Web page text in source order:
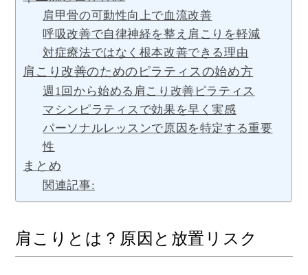
肩甲骨の可動性向上で血流改善
呼吸改善で自律神経を整え肩こりを軽減
対症療法ではなく根本改善できる理由
肩こり改善のためのピラティスの始め方
週1回から始める肩こり改善ピラティス
マシンピラティスで効果を早く実感
パーソナルレッスンで原因を特定する重要
性
まとめ
関連記事:
肩こりとは？原因と放置リスク